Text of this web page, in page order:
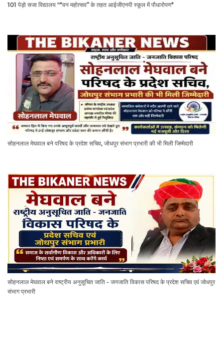
101 पेड़ो सजा विद्यालय "*वन महोत्सव” के तहत आईजीएनपी स्कूल में पौधारोपण*
सोहनलाल मेघवाल बने परिषद के प्रदेश सचिव, जोधपुर संभाग प्रभारी की भी मिली जिम्मेदारी
सोहनलाल मेघवाल बने राष्ट्रीय अनुसूचित जाति - जनजाति विकास परिषद के प्रदेश सचिव एवं जोधपुर
संभाग प्रभारी